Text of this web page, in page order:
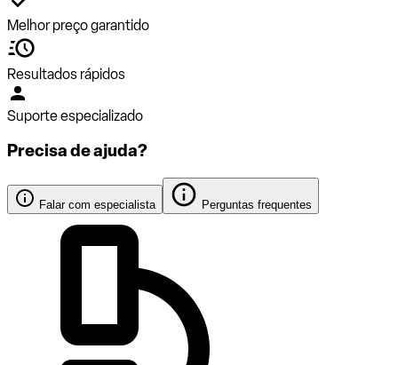
Melhor preço garantido
Resultados rápidos
Suporte especializado
Precisa de ajuda?
Falar com especialista Perguntas frequentes